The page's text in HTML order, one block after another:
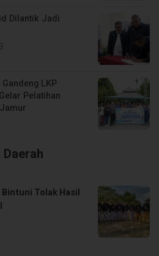
Dilantik Jadi
LKP
Pelatihan
Tolak Hasil